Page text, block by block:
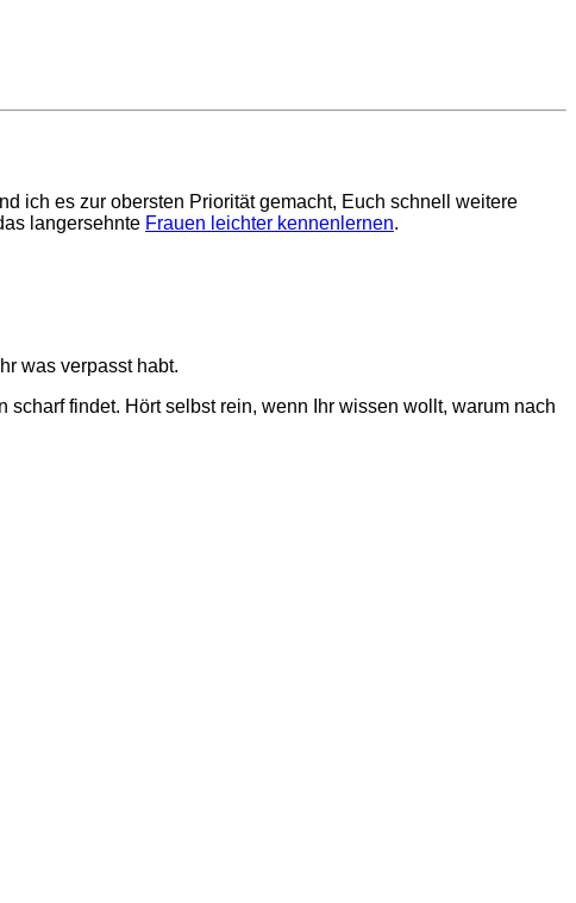
ich es zur obersten Priorität gemacht, Euch schnell weitere
langersehnte Frauen leichter kennenlernen.
was verpasst habt.
findet. Hört selbst rein, wenn Ihr wissen wollt, warum nach